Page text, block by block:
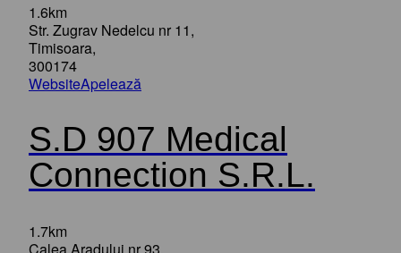
1.6km
Str. Zugrav Nedelcu nr 11,
Timisoara,
300174
WebsiteApelează
S.D 907 Medical
Connection S.R.L.
1.7km
Calea Aradului nr 93,